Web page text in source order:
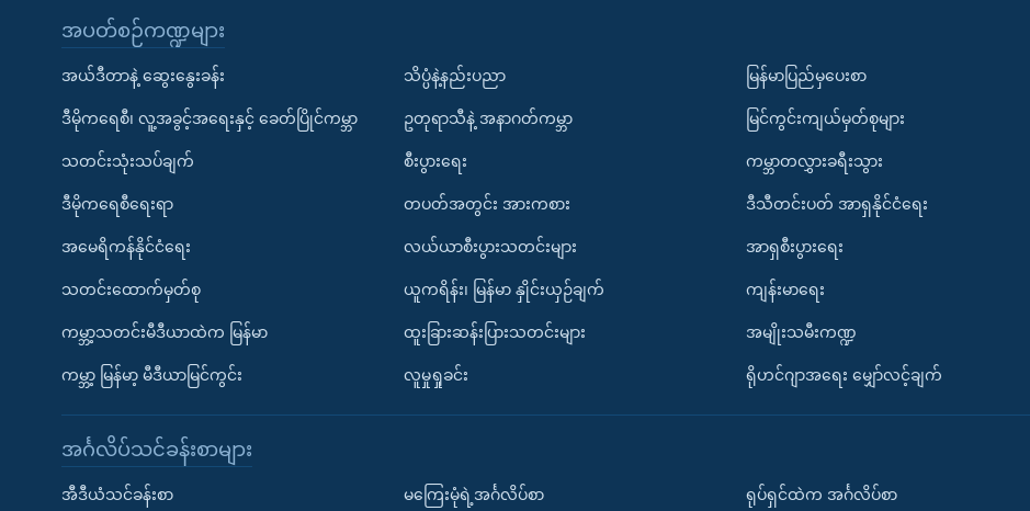
အပတ်စဉ်ကဏ္ဍများ
အယ်ဒီတာနဲ့ ဆွေးနွေးခန်း
ဒီမိုကရေစီ၊ လူ့အခွင့်အရေးနှင့် ခေတ်ပြိုင်ကမ္ဘာ
သတင်းသုံးသပ်ချက်
ဒီမိုကရေစီရေးရာ
အမေရိကန်နိုင်ငံရေး
သတင်းထောက်မှတ်စု
ကမ္ဘာ့သတင်းမီဒီယာထဲက မြန်မာ
ကမ္ဘာ့ မြန်မာ့ မီဒီယာမြင်ကွင်း
သိပ္ပံနဲ့နည်းပညာ
ဥတုရာသီနဲ့ အနာဂတ်ကမ္ဘာ
စီးပွားရေး
တပတ်အတွင်း အားကစား
လယ်ယာစီးပွားသတင်းများ
ယူကရိန်း၊ မြန်မာ နှိုင်းယှဉ်ချက်
ထူးခြားဆန်းပြားသတင်းများ
လူမှုရှုခင်း
မြန်မာပြည်မှပေးစာ
မြင်ကွင်းကျယ်မှတ်စုများ
ကမ္ဘာတလွှားခရီးသွား
ဒီသီတင်းပတ် အာရှနိုင်ငံရေး
အာရှစီးပွားရေး
ကျန်းမာရေး
အမျိုးသမီးကဏ္ဍ
ရိုဟင်ဂျာအရေး မျှော်လင့်ချက်
အင်္ဂလိပ်သင်ခန်းစာများ
အီဒီယံသင်ခန်းစာ မကြေးမုံရဲ့အင်္ဂလိပ်စာ ရုပ်ရှင်ထဲက အင်္ဂလိပ်စာ